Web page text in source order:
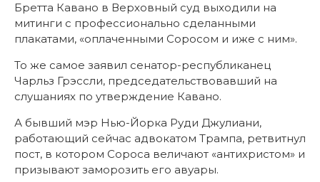
Бретта Кавано в Верховный суд выходили на
митинги с профессионально сделанными
плакатами, «оплаченными Соросом и иже с ним».
То же самое заявил сенатор-республиканец
Чарльз Грэссли, председательствовавший на
слушаниях по утверждение Кавано.
А бывший мэр Нью-Йорка Руди Джулиани,
работающий сейчас адвокатом Трампа, ретвитнул
пост, в котором Сороса величают «антихристом» и
призывают заморозить его авуары.